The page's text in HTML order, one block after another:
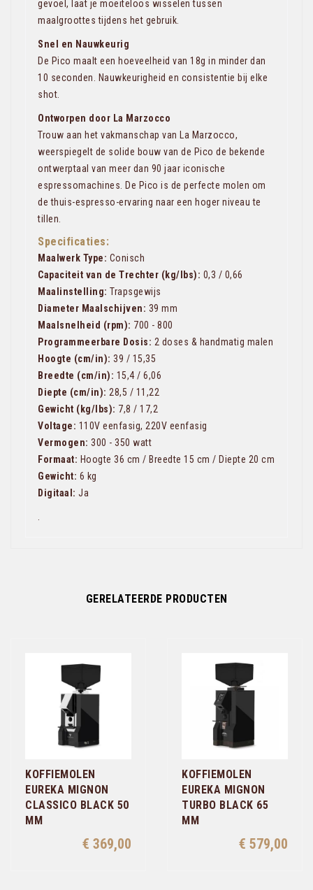
gevoel, laat je moeiteloos wisselen tussen
maalgroottes tijdens het gebruik.
Snel en Nauwkeurig
De Pico maalt een hoeveelheid van 18g in minder dan
10 seconden. Nauwkeurigheid en consistentie bij elke
shot.
Ontworpen door La Marzocco
Trouw aan het vakmanschap van La Marzocco,
weerspiegelt de solide bouw van de Pico de bekende
ontwerptaal van meer dan 90 jaar iconische
espressomachines. De Pico is de perfecte molen om
de thuis-espresso-ervaring naar een hoger niveau te
tillen.
Specificaties:
Maalwerk Type: Conisch
Capaciteit van de Trechter (kg/lbs): 0,3 / 0,66
Maalinstelling: Trapsgewijs
Diameter Maalschijven: 39 mm
Maalsnelheid (rpm): 700 - 800
Programmeerbare Dosis: 2 doses & handmatig malen
Hoogte (cm/in): 39 / 15,35
Breedte (cm/in): 15,4 / 6,06
Diepte (cm/in): 28,5 / 11,22
Gewicht (kg/lbs): 7,8 / 17,2
Voltage: 110V eenfasig, 220V eenfasig
Vermogen: 300 - 350 watt
Formaat: Hoogte 36 cm / Breedte 15 cm / Diepte 20 cm
Gewicht: 6 kg
Digitaal: Ja
GERELATEERDE PRODUCTEN
KOFFIEMOLEN
EUREKA MIGNON
CLASSICO BLACK 50
MM
€ 369,00
KOFFIEMOLEN
EUREKA MIGNON
TURBO BLACK 65
MM
€ 579,00